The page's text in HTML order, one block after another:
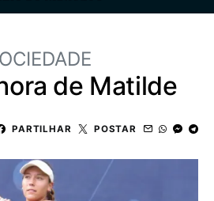
de Matilde
PARTILHAR POSTAR